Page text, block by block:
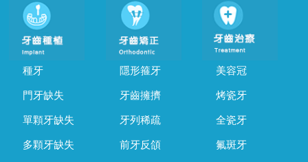
種牙
門牙缺失
單顆牙缺失
多顆牙缺失
隱形箍牙
牙齒擁擠
牙列稀疏
前牙反頜
美容冠
烤瓷牙
全瓷牙
氟斑牙